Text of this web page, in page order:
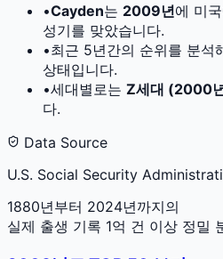
•Cayden는 2009년에 미
성기를 맞았습니다.
•최근 5년간의 순위를 분석
상태입니다.
•세대별로는 Z세대 (2000
다.
Data Source
U.S. Social Security
1880년부터 2024년까지의
실제 출생 기록 1억 건 이상 정밀